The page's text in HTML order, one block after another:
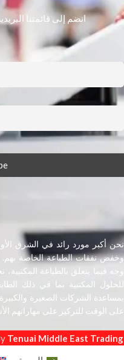
انضم إلى قائمتنا
نحن أكبر مورد رائد في الشرق
وخفض نفقات الطباعة الخاصة
وجه فيما يتعلق بالطباعة
للحلول المكتبية بما في ذلك
بمساعدة الشركات الصغيرة
على الوقت للتركيز على مهاراتهم
Tenuai Middle East Trading